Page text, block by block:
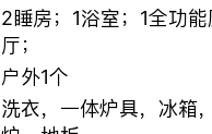
2睡房；1浴室；1全功
厅；
户外1个
洗衣，一体炉具，冰箱